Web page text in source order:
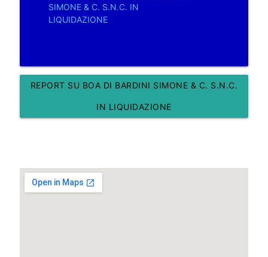
SIMONE & C. S.N.C. IN
LIQUIDAZIONE
REPORT SU BOA DI BARDINI SIMONE & C. S.N.C.
IN LIQUIDAZIONE